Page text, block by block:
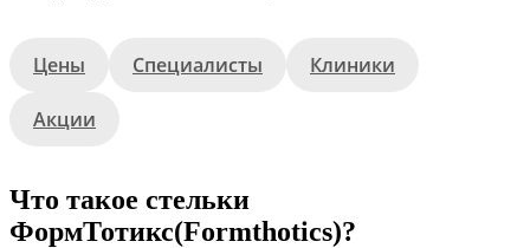
Цены Специалисты Клиники
Акции
Что такое стельки
ФормТотикс(Formthotics)?